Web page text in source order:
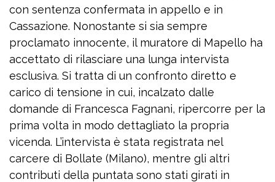
con sentenza confermata in appello e in
Cassazione. Nonostante si sia sempre
proclamato innocente, il muratore di Mapello ha
accettato di rilasciare una lunga intervista
esclusiva. Si tratta di un confronto diretto e
carico di tensione in cui, incalzato dalle
domande di Francesca Fagnani, ripercorre per la
prima volta in modo dettagliato la propria
vicenda. L’intervista è stata registrata nel
carcere di Bollate (Milano), mentre gli altri
contributi della puntata sono stati girati in